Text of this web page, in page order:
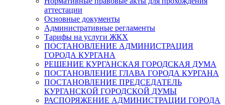
аттестации
Основные документы
Административные регламенты
Тарифы на услуги ЖКХ
ПОСТАНОВЛЕНИЕ АДМИНИСТРАЦИЯ
ГОРОДА КУРГАНА
РЕШЕНИЕ КУРГАНСКАЯ ГОРОДСКАЯ ДУМА
ПОСТАНОВЛЕНИЕ ГЛАВА ГОРОДА КУРГАНА
ПОСТАНОВЛЕНИЕ ПРЕДСЕДАТЕЛЬ
КУРГАНСКОЙ ГОРОДСКОЙ ДУМЫ
РАСПОРЯЖЕНИЕ АДМИНИСТРАЦИИ ГОРОДА